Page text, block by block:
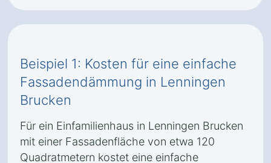
Beispiel 1: Kosten für eine einfache
Fassadendämmung in Lenningen
Brucken
Für ein Einfamilienhaus in Lenningen Brucken
mit einer Fassadenfläche von etwa 120
Quadratmetern kostet eine einfache